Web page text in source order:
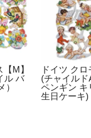
M】
ル バ
ドイツ ク
(チャイルド
ペンギン キ
生日ケーキ)